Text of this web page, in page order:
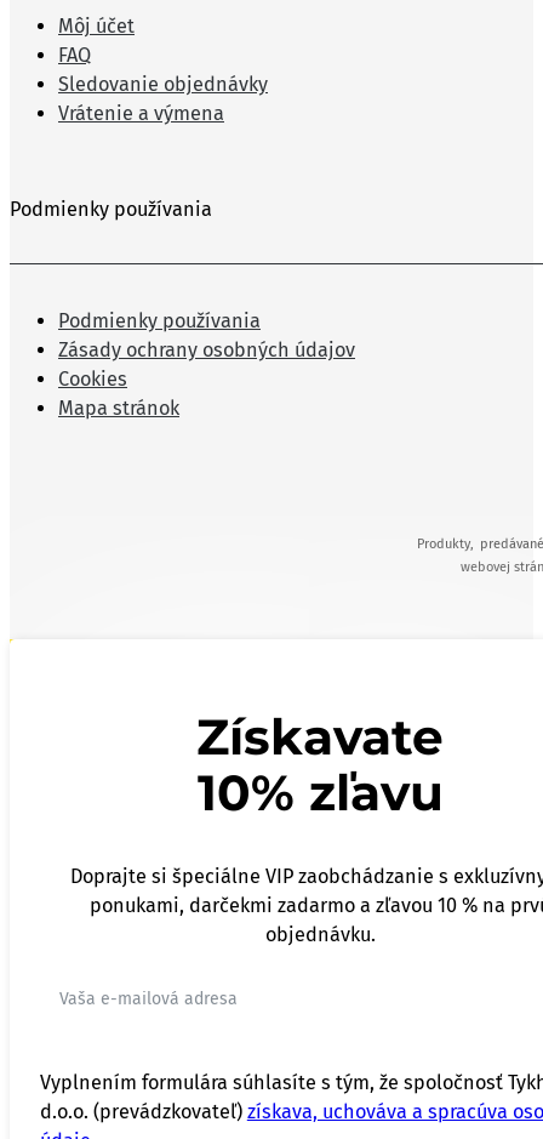
Môj účet
FAQ
Sledovanie objednávky
Vrátenie a výmena
Podmienky používania
Podmienky používania
Zásady ochrany osobných údajov
Cookies
Mapa stránok
Produkty,
webovej
Získavate
10% zľavu
Doprajte si špeciálne VIP zaobchádzanie s
ponukami, darčekmi zadarmo a zľavou 10 % na
objednávku.
Vyplnením formulára súhlasíte s tým, že spoločnosť
d.o.o. (prevádzkovateľ) získava, uchováva a spracúva